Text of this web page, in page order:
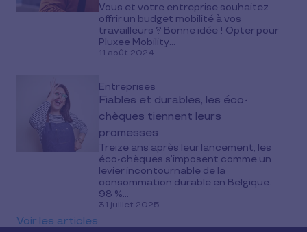
numérique, qui réduit la charge
administrative.
Vous et votre entreprise souhaitez
offrir un budget mobilité à vos
travailleurs ? Bonne idée ! Opter pour
Pluxee Mobility...
11 août 2024
Entreprises
Fiables et durables, les éco-
chèques tiennent leurs
promesses
Treize ans après leur lancement, les
éco-chèques s’imposent comme un
levier incontournable de la
consommation durable en Belgique.
98 %...
31 juillet 2025
Voir les articles